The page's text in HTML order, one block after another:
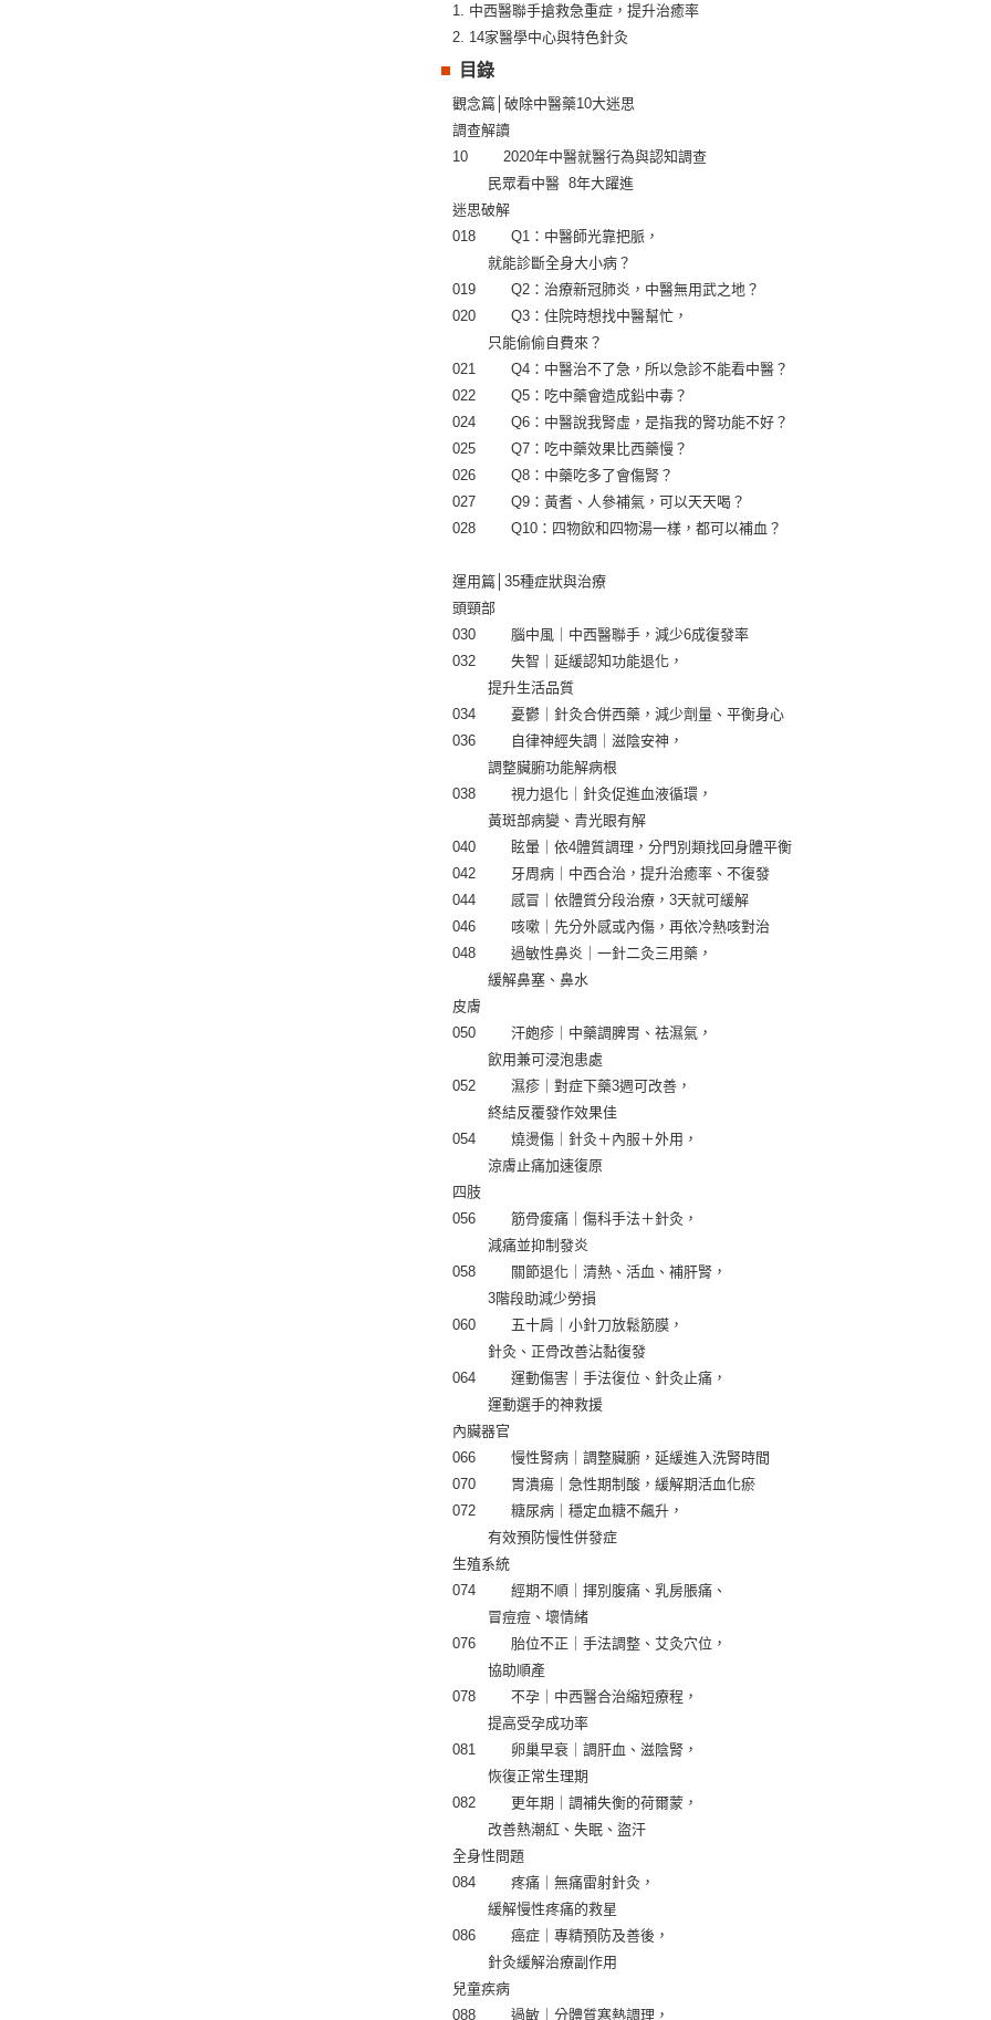
1. 中西醫聯手搶救急重症，提升治癒率
2. 14家醫學中心與特色針灸
目錄
觀念篇│破除中醫藥10大迷思
調查解讀
10        2020年中醫就醫行為與認知調查
        民眾看中醫  8年大躍進
迷思破解
018        Q1：中醫師光靠把脈，
        就能診斷全身大小病？
019        Q2：治療新冠肺炎，中醫無用武之地？
020        Q3：住院時想找中醫幫忙，
        只能偷偷自費來？
021        Q4：中醫治不了急，所以急診不能看中醫？
022        Q5：吃中藥會造成鉛中毒？
024        Q6：中醫說我腎虛，是指我的腎功能不好？
025        Q7：吃中藥效果比西藥慢？
026        Q8：中藥吃多了會傷腎？
027        Q9：黃耆、人參補氣，可以天天喝？
028        Q10：四物飲和四物湯一樣，都可以補血？
運用篇│35種症狀與治療
頭頸部
030        腦中風｜中西醫聯手，減少6成復發率
032        失智｜延緩認知功能退化，
        提升生活品質
034        憂鬱｜針灸合併西藥，減少劑量、平衡身心
036        自律神經失調｜滋陰安神，
        調整臟腑功能解病根
038        視力退化｜針灸促進血液循環，
        黃斑部病變、青光眼有解
040        眩暈｜依4體質調理，分門別類找回身體平衡
042        牙周病｜中西合治，提升治癒率、不復發
044        感冒｜依體質分段治療，3天就可緩解
046        咳嗽｜先分外感或內傷，再依冷熱咳對治
048        過敏性鼻炎｜一針二灸三用藥，
        緩解鼻塞、鼻水
皮膚
050        汗皰疹｜中藥調脾胃、祛濕氣，
        飲用兼可浸泡患處
052        濕疹｜對症下藥3週可改善，
        終結反覆發作效果佳
054        燒燙傷｜針灸＋內服＋外用，
        涼膚止痛加速復原
四肢
056        筋骨痠痛｜傷科手法＋針灸，
        減痛並抑制發炎
058        關節退化｜清熱、活血、補肝腎，
        3階段助減少勞損
060        五十肩｜小針刀放鬆筋膜，
        針灸、正骨改善沾黏復發
064        運動傷害｜手法復位、針灸止痛，
        運動選手的神救援
內臟器官
066        慢性腎病｜調整臟腑，延緩進入洗腎時間
070        胃潰瘍｜急性期制酸，緩解期活血化瘀
072        糖尿病｜穩定血糖不飆升，
        有效預防慢性併發症
生殖系統
074        經期不順｜揮別腹痛、乳房脹痛、
        冒痘痘、壞情緒
076        胎位不正｜手法調整、艾灸穴位，
        協助順產
078        不孕｜中西醫合治縮短療程，
        提高受孕成功率
081        卵巢早衰｜調肝血、滋陰腎，
        恢復正常生理期
082        更年期｜調補失衡的荷爾蒙，
        改善熱潮紅、失眠、盜汗
全身性問題
084        疼痛｜無痛雷射針灸，
        緩解慢性疼痛的救星
086        癌症｜專精預防及善後，
        針灸緩解治療副作用
兒童疾病
088        過敏｜分體質寒熱調理，